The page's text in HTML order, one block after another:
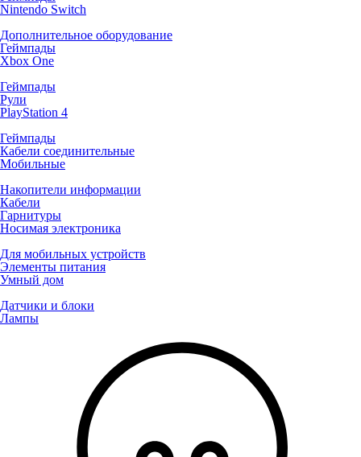
Nintendo Switch
Дополнительное оборудование
Геймпады
Xbox One
Геймпады
Рули
PlayStation 4
Геймпады
Кабели соединительные
Мобильные
Накопители информации
Кабели
Гарнитуры
Носимая электроника
Для мобильных устройств
Элементы питания
Умный дом
Датчики и блоки
Лампы